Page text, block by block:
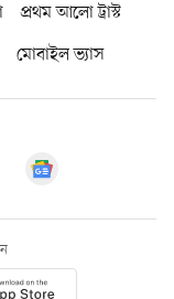
প্রথম আলো ট্রাস্ট
মোবাইল ভ্যাস